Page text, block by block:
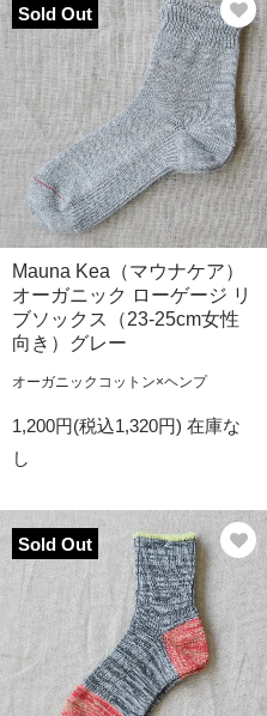
Sold Out
Mauna Kea（マウナケア）
オーガニック ローゲージ リ
ブソックス（23-25cm女性
向き）グレー
オーガニックコットン×ヘンプ
1,200円(税込1,320円) 在庫な
し
Sold Out